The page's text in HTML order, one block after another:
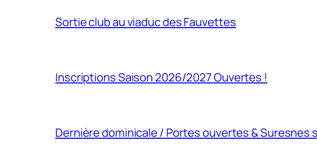
Sortie club au viaduc des Fauvettes
Inscriptions Saison 2026/2027 Ouvertes !
Dernière dominicale / Portes ouvertes & Suresnes